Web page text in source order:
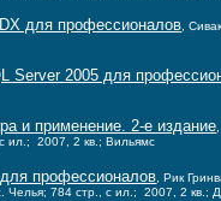
для профессионалов ,
Server 2005 для
и применение. 2-е издание
ил.; 2007, 2 кв.; Вильямс
профессионалов , Рик
784 стр., с ил.; 2007, 2 кв.;